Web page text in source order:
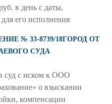
в день с даты,
его исполнения
№ 33-8739/18ГОРОД ОТ
СУДА
суд с иском к ООО
о взыскании
компенсации